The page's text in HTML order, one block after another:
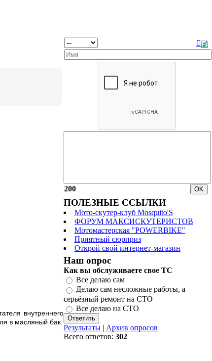
внутреннего
в масляный бак.
200
ПОЛЕЗНЫЕ ССЫЛКИ
Мото-скутер-клуб Mosquito'S
ФОРУМ МАКСИСКУТЕРИСТОВ
Мотомастерская "POWERBIKE"
Приятный сюрприз
Открой свой интернет-магазин
Наш опрос
Как вы обслуживаете свое ТС
Все делаю сам
Делаю сам несложные работы, а
серьёзный ремонт на СТО
Все делаю на СТО
Результаты | Архив опросов
Всего ответов: 302